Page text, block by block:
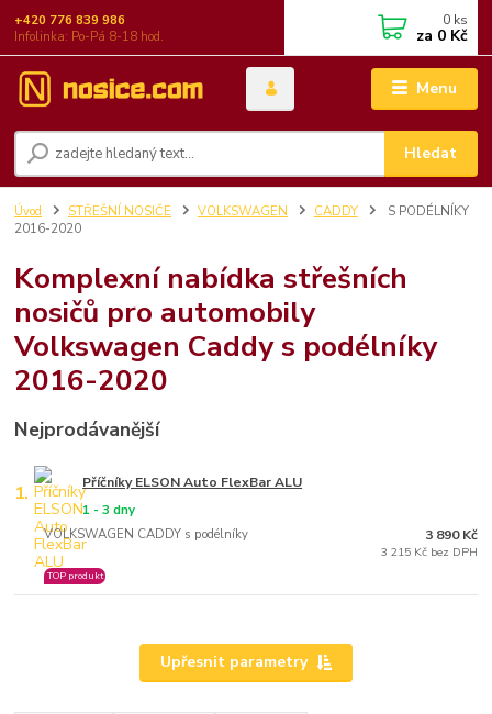
Menu
Hledat
+420 776 839 986
Infolinka: Po-Pá 8-18 hod.
0 ks
za 0 Kč
Úvod STŘEŠNÍ NOSIČE VOLKSWAGEN CADDY
S PODÉLNÍKY
2016-2020
Komplexní nabídka střešních
nosičů pro automobily
Volkswagen Caddy s podélníky
2016-2020
Nejprodávanější
1. Příčníky ELSON Auto FlexBar ALU
VOLKSWAGEN CADDY s podélníky
1 - 3 dny
TOP produkt
3 890 Kč
3 215 Kč bez DPH
Upřesnit parametry